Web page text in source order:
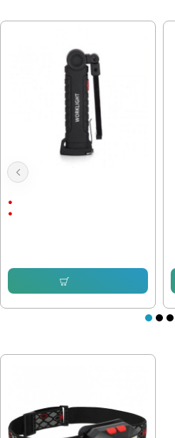
Акумулаторна LED Лампа с